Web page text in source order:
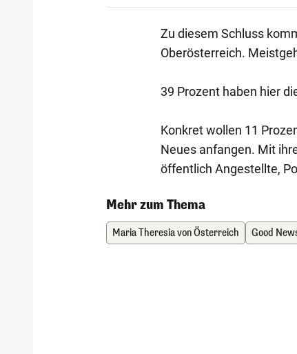
Zu diesem Schluss
Oberösterreich.
39 Prozent haben hier
Konkret wollen 11
Neues anfangen. Mit
öffentlich Angestellte,
Mehr zum Thema
Maria Theresia von Österreich Good